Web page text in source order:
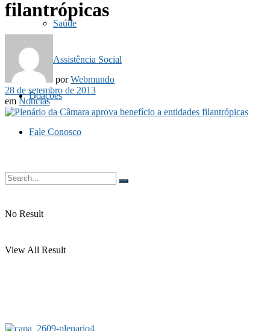
Saúde
Assistência Social
Doações
Fale Conosco
No Result
View All Result
filantrópicas
por Webmundo
28 de setembro de 2013
em Notícias